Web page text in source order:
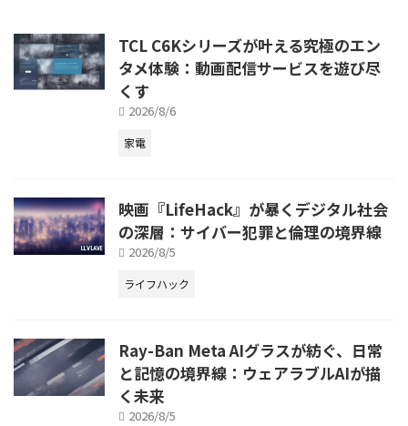
TCL C6Kシリーズが叶える究極のエン
タメ体験：動画配信サービスを遊び尽
くす
2026/8/6
家電
映画『LifeHack』が暴くデジタル社会
の深層：サイバー犯罪と倫理の境界線
2026/8/5
ライフハック
Ray-Ban Meta AIグラスが紡ぐ、日常
と記憶の境界線：ウェアラブルAIが描
く未来
2026/8/5